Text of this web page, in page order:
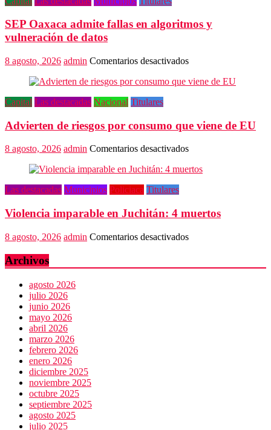
en
del
SEP Oaxaca admite fallas en algoritmos y
vulneración de datos
8 agosto, 2026 admin Comentarios desactivadosen
Oaxaca
algoritmos
vulneración
datos
Capital Las destacadas Nacional Titulares
Advierten de riesgos por consumo que viene de EU
8 agosto, 2026 admin Comentarios desactivadosen
de
que
de
Las destacadas Municipios Policiaca Titulares
Violencia imparable en Juchitán: 4 muertos
8 agosto, 2026 admin Comentarios desactivadosen
en
Archivos
agosto 2026
julio 2026
junio 2026
mayo 2026
abril 2026
marzo 2026
febrero 2026
enero 2026
diciembre 2025
noviembre 2025
octubre 2025
septiembre 2025
agosto 2025
julio 2025